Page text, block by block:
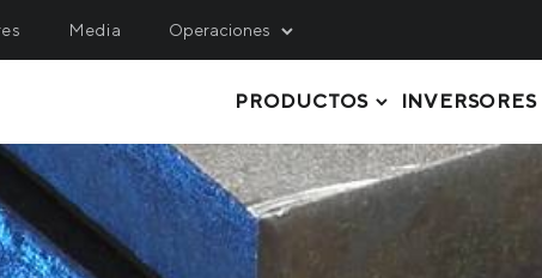
Media Operaciones
Iron Ore
Iron Ore
Iron Ore
ENGINEERING
Metinvest M&R
PRODUCTOS
CHAPA GRUESA
INVERSORES